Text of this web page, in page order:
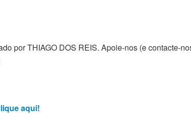
por THIAGO DOS REIS. Apoie-nos (e contacte-
aqui!